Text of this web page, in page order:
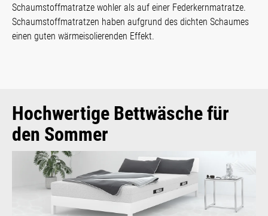
Schaumstoffmatratze wohler als auf einer Federkernmatratze.
Schaumstoffmatratzen haben aufgrund des dichten Schaumes
einen guten wärmeisolierenden Effekt.
Hochwertige Bettwäsche für
den Sommer